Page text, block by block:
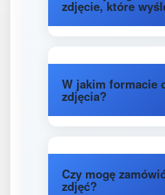
zdjęcie, które
W jakim formacie
zdjęcia?
Czy mogę
zdjęć?